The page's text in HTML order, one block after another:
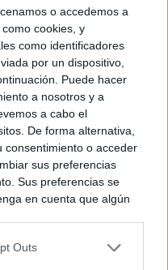
o accedemos a
cookies, y
como identificadores
por un dispositivo,
Puede hacer
a nosotros y a
a cabo el
De forma alternativa,
consentimiento o acceder
sus preferencias
Sus preferencias se
en cuenta que algún
cambiar sus preferencias
Outs
de Estival
en Spotify y una lista
Spotify
de Estival Cuenca
por Solán de